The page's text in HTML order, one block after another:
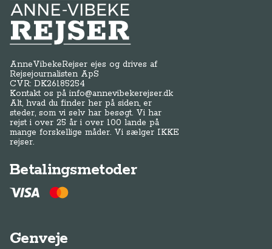
Anne-Vibeke Rejser
AnneVibekeRejser ejes og drives af
Rejsejournalisten ApS
CVR: DK26185254
Kontakt os påinfo@annevibekerejser.dk
Alt, hvad du finder her på siden, er
steder, som vi selv har besøgt. Vi har
rejst i over 25 år i over 100 lande på
mange forskellige måder. Vi sælger IKKE
rejser.
Betalingsmetoder
Genveje